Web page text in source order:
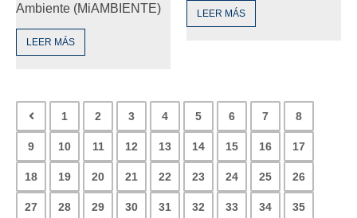
Ambiente (MiAMBIENTE)
LEER MÁS
LEER MÁS
1 2 3 4 5 6 7 8
9 10 11 12 13 14 15 16 17
18 19 20 21 22 23 24 25 26
27 28 29 30 31 32 33 34 35